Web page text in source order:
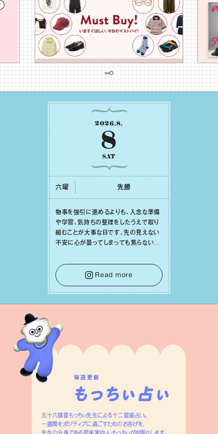
2026.8.
8
SAT
六曜 先勝
物事を強引に進めるよりも、⼊念な準備
や学習、気持ちの整理をしたうえで取り
組むことが⼤事な⽇です。先の⾒えない
不安に⼼が曇ってしまっても焦らない
⾝や疲れていそうな⼈をいたわることに
時間を使いましょう。ここでしっかりとエ
ネルギーを蓄え、困難を乗り越える⼒に
変えましょう。
Read more
毎週更新
五十六謀星もっちぃ先生による十二星座占い。
一週間をポジティブに過ごすためのお告げを、
先生の分身である星座案内人・もっちぃがお届けします。